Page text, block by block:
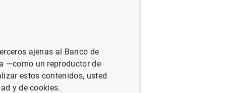
ajenas al Banco de
—como un reproductor de
estos contenidos, usted
y de cookies.